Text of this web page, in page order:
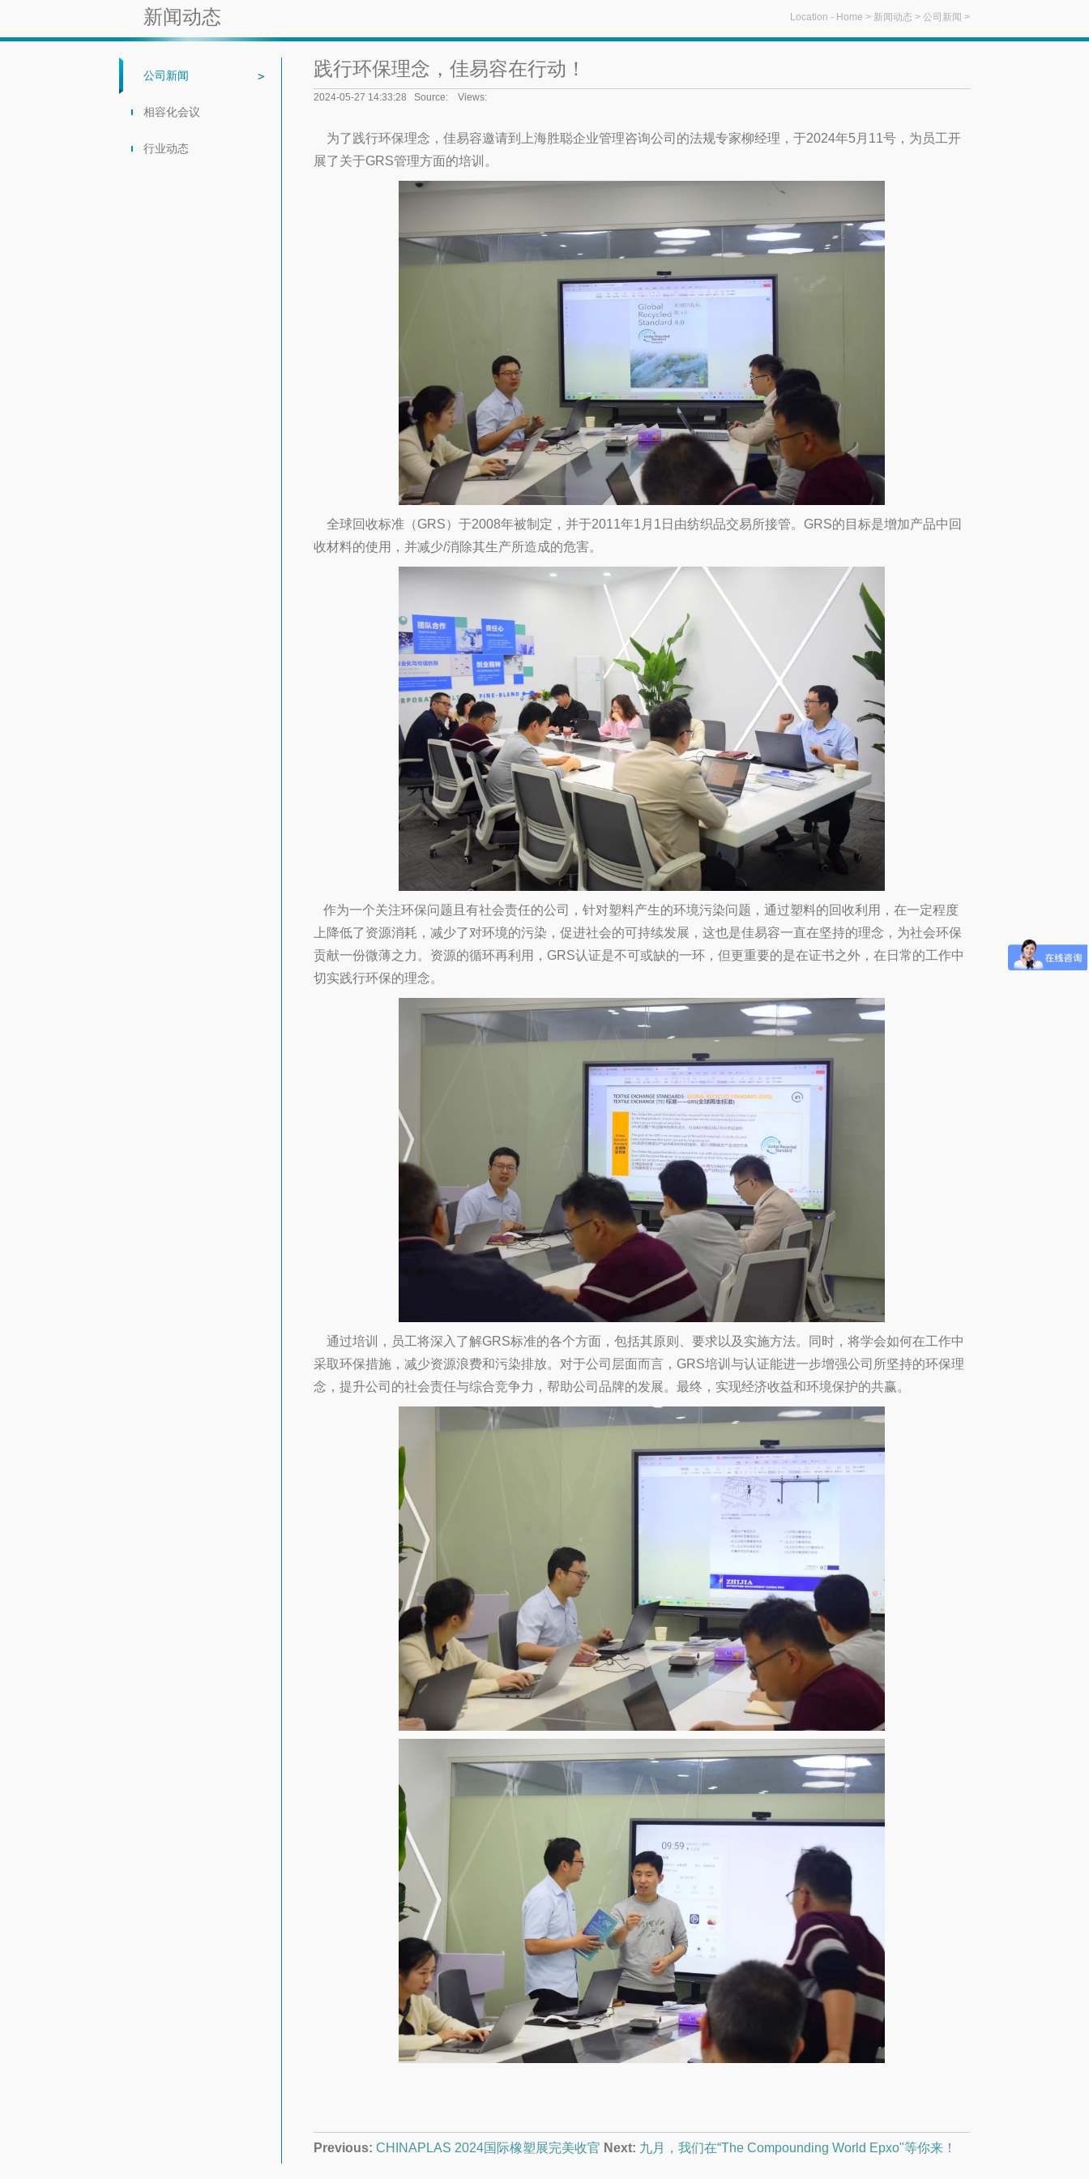
新闻动态 Location - Home > 新闻动态 > 公司新闻 >
公司新闻
相容化会议
行业动态
践行环保理念，佳易容在行动！
2024-05-27 14:33:28 Source: Views:
为了践行环保理念，佳易容邀请到上海胜聪企业管理咨询公司的法规专家柳经理，于2024年5月11号，为员工开
展了关于GRS管理方面的培训。
全球回收标准（GRS）于2008年被制定，并于2011年1月1日由纺织品交易所接管。GRS的目标是增加产品中回
收材料的使用，并减少/消除其生产所造成的危害。
作为一个关注环保问题且有社会责任的公司，针对塑料产生的环境污染问题，通过塑料的回收利用，在一定程度
上降低了资源消耗，减少了对环境的污染，促进社会的可持续发展，这也是佳易容一直在坚持的理念，为社会环保
贡献一份微薄之力。资源的循环再利用，GRS认证是不可或缺的一环，但更重要的是在证书之外，在日常的工作中
切实践行环保的理念。
通过培训，员工将深入了解GRS标准的各个方面，包括其原则、要求以及实施方法。同时，将学会如何在工作中
采取环保措施，减少资源浪费和污染排放。对于公司层面而言，GRS培训与认证能进一步增强公司所坚持的环保理
念，提升公司的社会责任与综合竞争力，帮助公司品牌的发展。最终，实现经济收益和环境保护的共赢。
Previous: CHINAPLAS 2024国际橡塑展完美收官 Next: 九月，我们在“The Compounding World Epxo"等你来！